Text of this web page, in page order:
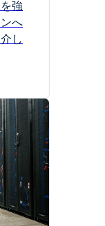
強
へ
し